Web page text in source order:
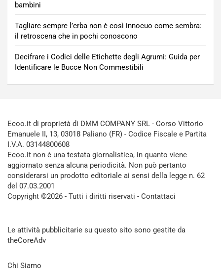
bambini
Tagliare sempre l’erba non è così innocuo come sembra:
il retroscena che in pochi conoscono
Decifrare i Codici delle Etichette degli Agrumi: Guida per
Identificare le Bucce Non Commestibili
Ecoo.it di proprietà di DMM COMPANY SRL - Corso Vittorio
Emanuele II, 13, 03018 Paliano (FR) - Codice Fiscale e Partita
I.V.A. 03144800608
Ecoo.it non è una testata giornalistica, in quanto viene
aggiornato senza alcuna periodicità. Non può pertanto
considerarsi un prodotto editoriale ai sensi della legge n. 62
del 07.03.2001
Copyright ©2026 - Tutti i diritti riservati - Contattaci
Le attività pubblicitarie su questo sito sono gestite da
theCoreAdv
Chi Siamo